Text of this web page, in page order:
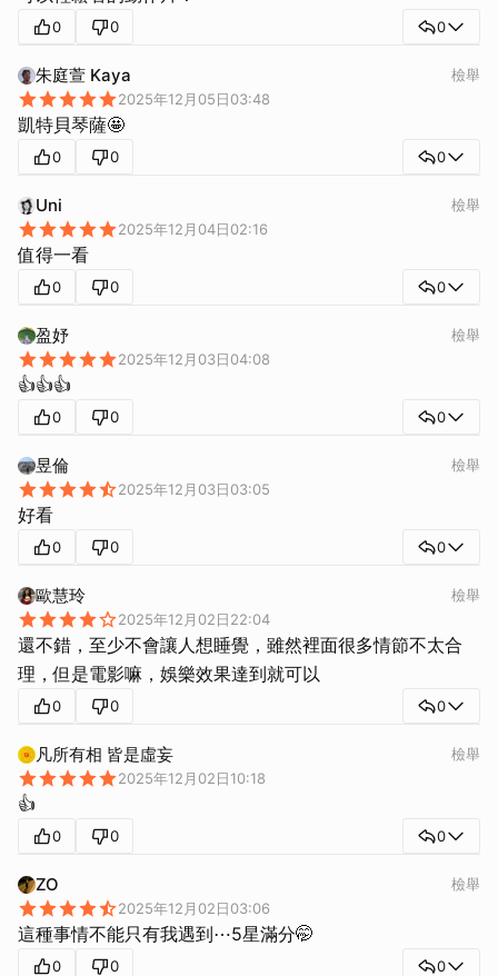
0 0 0
朱庭萱 Kaya
2025年12月05日03:48
檢舉
凱特貝琴薩🤩
0 0 0
Uni
2025年12月04日02:16
檢舉
值得一看
0 0 0
盈妤
2025年12月03日04:08
檢舉
👍👍👍
0 0 0
昱倫
2025年12月03日03:05
檢舉
好看
0 0 0
歐慧玲
2025年12月02日22:04
檢舉
還不錯，至少不會讓人想睡覺，雖然裡面很多情節不太合
理，但是電影嘛，娛樂效果達到就可以
0 0 0
凡所有相 皆是虛妄
2025年12月02日10:18
檢舉
👍
0 0 0
ZO
2025年12月02日03:06
檢舉
這種事情不能只有我遇到⋯5星滿分🤭
0 0 0